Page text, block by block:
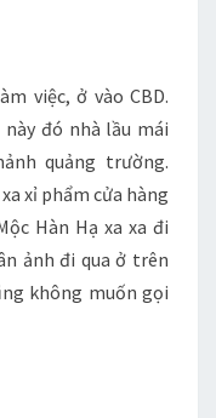
việc, ở vào CBD.
đó nhà lầu mái
quảng trường.
xỉ phẩm cửa hàng
Hàn Hạ xa xa đi
ảnh đi qua ở trên
không muốn gọi